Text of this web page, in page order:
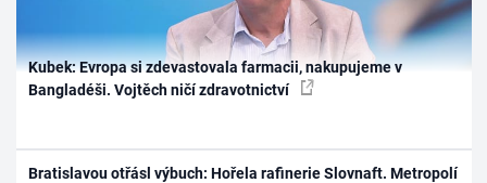
Kubek: Evropa si zdevastovala farmacii, nakupujeme v
Bangladéši. Vojtěch ničí zdravotnictví
Bratislavou otřásl výbuch: Hořela rafinerie Slovnaft. Metropolí